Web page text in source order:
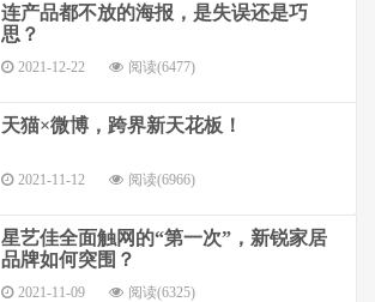
连产品都不放的海报，是失误还是巧
思？
2021-12-22 阅读(6477)
天猫×微博，跨界新天花板！
2021-11-12 阅读(6966)
星艺佳全面触网的“第一次”，新锐家居
品牌如何突围？
2021-11-09 阅读(6325)